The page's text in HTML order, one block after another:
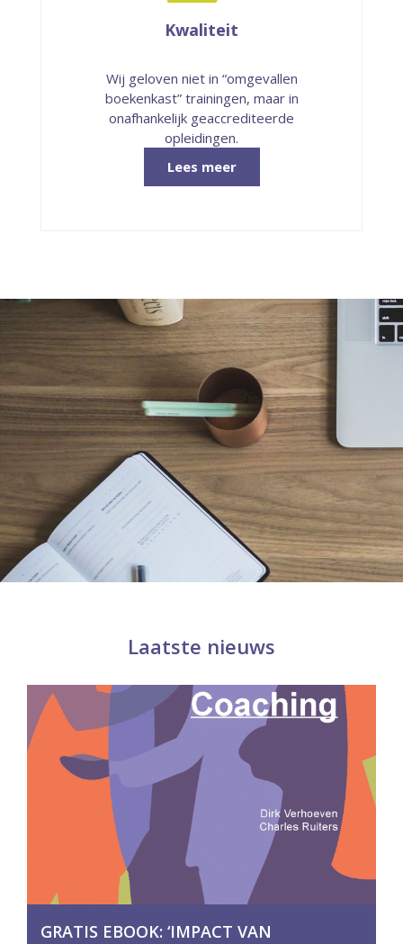
Kwaliteit
Wij geloven niet in “omgevallen
boekenkast” trainingen, maar in
onafhankelijk geaccrediteerde
opleidingen.
Lees meer
Laatste nieuws
GRATIS EBOOK: ‘IMPACT VAN